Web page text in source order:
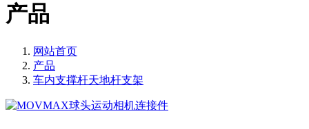
产品
网站首页
产品
车内支撑杆天地杆支架